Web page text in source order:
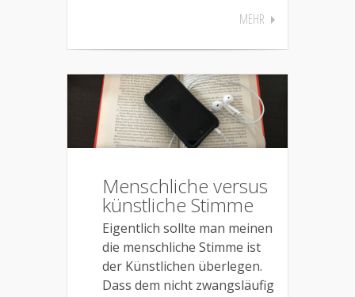
MEHR
Menschliche versus
künstliche Stimme
Eigentlich sollte man meinen
die menschliche Stimme ist
der Künstlichen überlegen.
Dass dem nicht zwangsläufig